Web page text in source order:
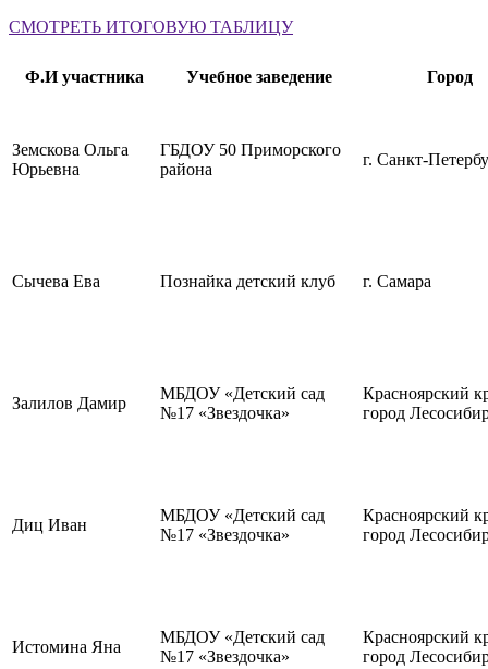
СМОТРЕТЬ ИТОГОВУЮ ТАБЛИЦУ
Ф.И участника Учебное заведение Город
Земскова Ольга
Юрьевна
ГБДОУ 50 Приморского
района
г. Санкт-
Сычева Ева Познайка детский клуб г. Самара
Залилов Дамир
МБДОУ «Детский сад
№17 «Звездочка»
Красноярский
город
Диц Иван
МБДОУ «Детский сад
№17 «Звездочка»
Красноярский
город
Истомина Яна
МБДОУ «Детский сад
№17 «Звездочка»
Красноярский
город